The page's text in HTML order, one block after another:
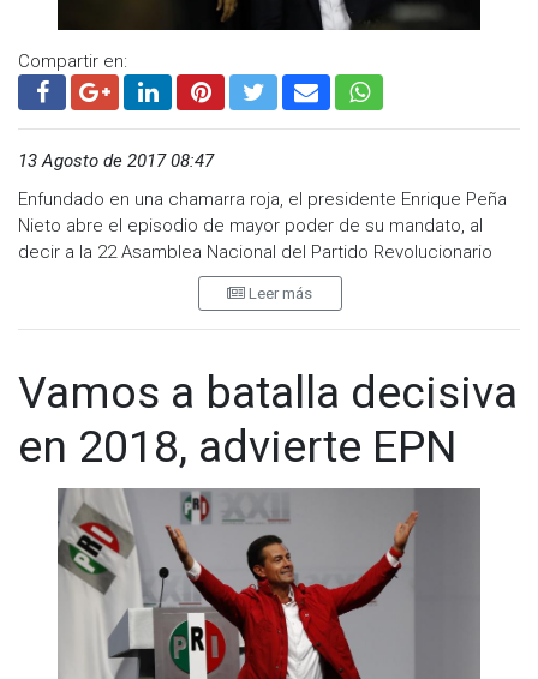
Visita y accede a todo nuestro contenido |
Facebook:@cadenanoticiasmx
@cadenanoticiasmx | TikTok: @CadenaNoticias
https://t.me/GrupoCadenaResumen|
Compartir en:
13 Agosto de 2017 08:47
Enfundado en una chamarra roja, el presidente Enrique Peña
Nieto abre el episodio de mayor poder de su mandato, al
decir a la 22 Asamblea Nacional del Partido Revolucionario
Institucional (PRI): "Nuestro partido está listo para lo que
llegar a ser el candidato en 2018. Lo miran atentos Miguel
Ángel Osorio Chong, José Antonio Meade, José Calzada,
Aurelio Nuño y José Narro; ausente Luis Videgaray.
Ahí, en un Palacio de los Deportes desbordado por la clase
política priísta, avalan que el partido abra la posibilidad de un
candidato que no sea militante.
Enrique Ochoa, líder del tricolor, entrega las reglas del juego
para elegir al candidato presidencial. El PRI dice estar listo.
Leer más
Vamos a batalla decisiva
en 2018, advierte EPN